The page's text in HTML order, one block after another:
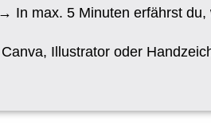
In max. 5 Minuten erfährst du,
Illustrator oder